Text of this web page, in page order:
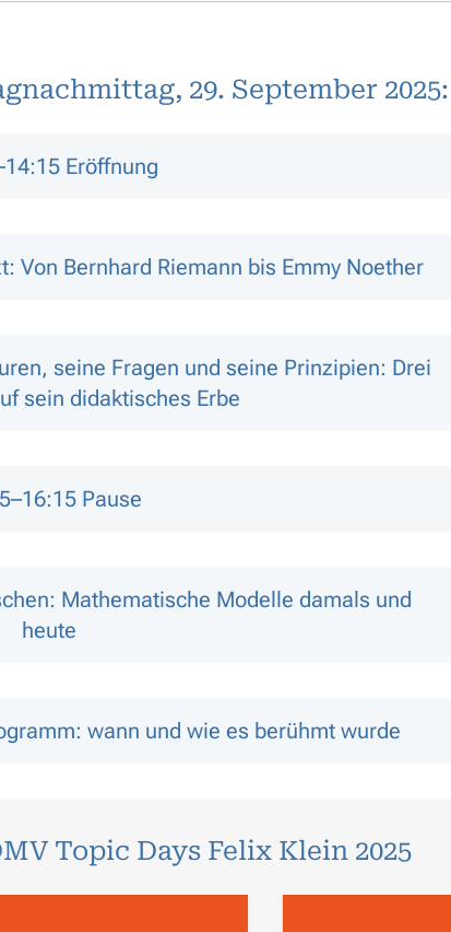
29. September 2025:
Eröffnung
Von Bernhard Riemann bis Emmy Noether
seine Fragen und seine Prinzipien: Drei
sein didaktisches Erbe
Pause
Mathematische Modelle damals und
heute
wann und wie es berühmt wurde
Topic Days Felix Klein 2025